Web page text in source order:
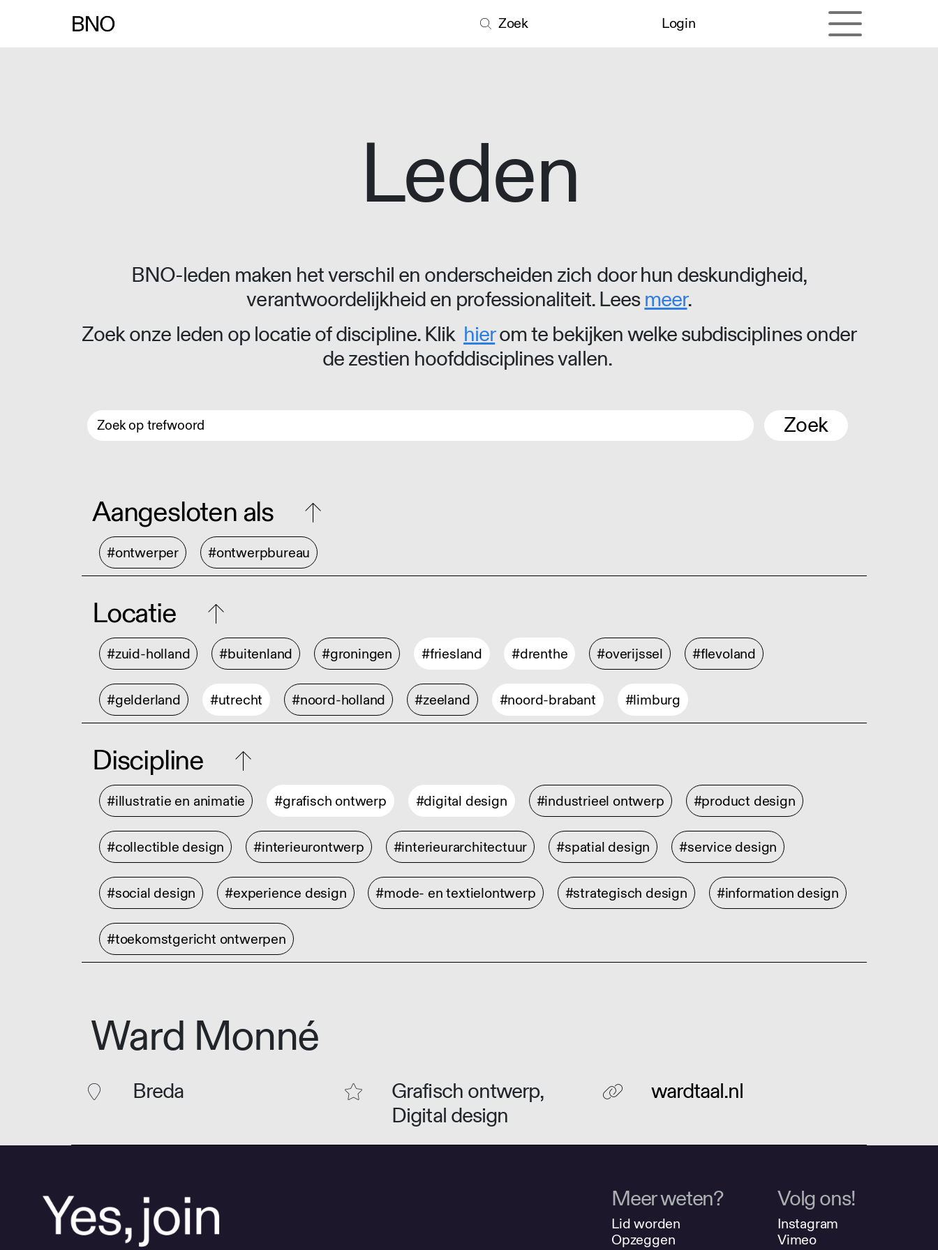
Zoek Login
Leden
BNO-leden maken het verschil en onderscheiden zich door hun deskundigheid,
verantwoordelijkheid en professionaliteit. Leesmeer.
Zoek onze leden op locatie of discipline. Klik hierom te bekijken welke subdisciplines onder
de zestien hoofddisciplines vallen.
Zoek
Aangesloten als
#ontwerper #ontwerpbureau
Locatie
#zuid-holland #buitenland #groningen #friesland #drenthe #overijssel #flevoland
#gelderland #utrecht #noord-holland #zeeland #noord-brabant #limburg
Discipline
#illustratie en animatie #grafisch ontwerp #digital design #industrieel ontwerp #product design
#collectible design #interieurontwerp #interieurarchitectuur #spatial design #service design
#social design #experience design #mode- en textielontwerp #strategisch design #information design
#toekomstgericht ontwerpen
Ward Monné
Breda
Grafisch ontwerp,
Digital design
wardtaal.nl
Meer weten?
Lid worden
Opzeggen
Volg ons!
Instagram
Vimeo